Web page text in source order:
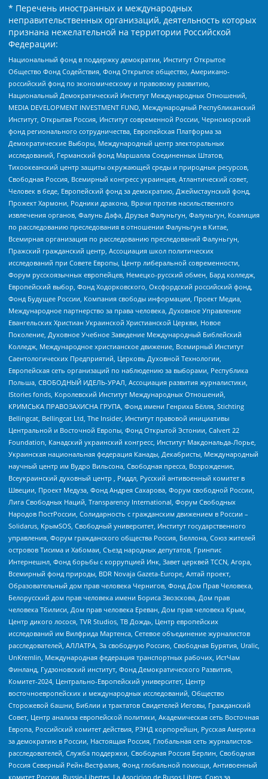
* Перечень иностранных и международных
неправительственных организаций, деятельность которых
признана нежелательной на территории Российской
Федерации:
Национальный фонд в поддержку демократии, Институт Открытое
Общество Фонд Содействия, Фонд Открытое общество, Американо-
российский фонд по экономическому и правовому развитию,
Национальный Демократический Институт Международных Отношений,
MEDIA DEVELOPMENT INVESTMENT FUND, Международный Республиканский
Институт, Открытая Россия, Институт современной России, Черноморский
фонд регионального сотрудничества, Европейская Платформа за
Демократические Выборы, Международный центр электоральных
исследований, Германский фонд Маршалла Соединенных Штатов,
Тихоокеанский центр защиты окружающей среды и природных ресурсов,
Свободная Россия, Всемирный конгресс украинцев, Атлантический совет,
Человек в беде, Европейский фонд за демократию, Джеймстаунский фонд,
Прожект Хармони, Родники дракона, Врачи против насильственного
извлечения органов, Фалунь Дафа, Друзья Фалуньгун, Фалуньгун, Коалиция
по расследованию преследования в отношении Фалуньгун в Китае,
Всемирная организация по расследованию преследований Фалуньгун,
Пражский гражданский центр, Ассоциация школ политических
исследований при Совете Европы, Центр либеральной современности,
Форум русскоязычных европейцев, Немецко-русский обмен, Бард колледж,
Европейский выбор, Фонд Ходорковского, Оксфордский российский фонд,
Фонд Будущее России, Компания свободы информации, Проект Медиа,
Международное партнерство за права человека, Духовное Управление
Евангельских Христиан Украинской Христианской Церкви, Новое
Поколение, Духовное Учебное Заведение Международный Библейский
Колледж, Международное христианское движение, Всемирный Институт
Саентологических Предприятий, Церковь Духовной Технологии,
Европейская сеть организаций по наблюдению за выборами, Республика
Польша, СВОБОДНЫЙ ИДЕЛЬ-УРАЛ, Ассоциация развития журналистики,
IStories fonds, Королевский Институт Международных Отношений,
КРИМСЬКА ПРАВОЗАХИСНА ГРУПА, Фонд имени Генриха Бёлля, Stichting
Bellingcat, Bellingcat Ltd, The Insider, Институт правовой инициативы
Центральной и Восточной Европы, Фонд Открытой Эстонии, Calvert 22
Foundation, Канадский украинский конгресс, Институт Макдональда-Лорье,
Украинская национальная федерация Канады, Декабристы, Международный
научный центр им Вудро Вильсона, Свободная пресса, Возрождение,
Всеукраинский духовный центр , Риддл, Русский антивоенный комитет в
Швеции, Проект Медуза, Фонд Андрея Сахарова, Форум свободной России,
Лига Свободных Наций, Transparеncy International, Форум Свободных
Народов ПостРоссии, Солидарность с гражданским движением в России –
Solidarus, КрымSOS, Свободный университет, Институт государственного
управления, Форум гражданского общества Россия, Беллона, Союз жителей
островов Тисима и Хабомаи, Съезд народных депутатов, Гринпис
Интернешнл, Фонд борьбы с коррупцией Инк, Завет церквей TCCN, Агора,
Всемирный фонд природы, BDR Novaja Gazeta-Europe, Алтай проект,
Образовательный дом прав человека Чернигов, Фонд Дом Прав Человека,
Белорусский дом прав человека имени Бориса Звозскова, Дом прав
человека Тбилиси, Дом прав человека Ереван, Дом прав человека Крым,
Центр дикого лосося, TVR Studios, ТВ Дождь, Центр европейских
исследований им Вилфрида Мартенса, Сетевое объединение журналистов
расследователей, АЛЛАТРА, За свободную Россию, Свободная Бурятия, Uralic,
UnKremlin, Международная федерация транспортных рабочих, ИстЧам
Финланд, Гудзоновский институт, Фонд Демократического Развития,
Комитет-2024, Центрально-Европейский университет, Центр
восточноевропейских и международных исследований, Общество
Сторожевой башни, Библии и трактатов Свидетелей Иеговы, Гражданский
Совет, Центр анализа европейской политики, Академическая сеть Восточная
Европа, Российский комитет действия, РЭНД корпорейшн, Русская Америка
за демократию в России, Настоящая Россия, Глобальная сеть журналистов-
расследователей, Служба поддержки, Свободная Россия Берлин, Свободная
Россия Северный Рейн-Вестфалия, Фонд глобальной помощи, Антивоенный
комитет России, Russie-Libertes, La Asocicion de Rusos Libres, Союз за